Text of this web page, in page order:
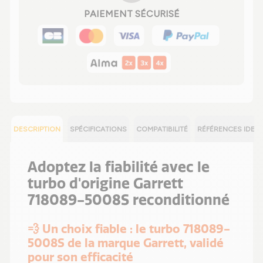
PAIEMENT SÉCURISÉ
DESCRIPTION SPÉCIFICATIONS COMPATIBILITÉ RÉFÉRENCES
Adoptez la fiabilité avec le
turbo d'origine Garrett
718089-5008S reconditionné
💨 Un choix fiable : le turbo 718089-
5008S de la marque Garrett, validé
pour son efficacité